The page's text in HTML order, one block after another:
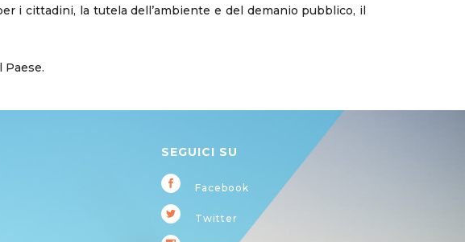
i cittadini, la tutela dell’ambiente e del demanio pubblico, il
SEGUICI SU
Facebook
Twitter